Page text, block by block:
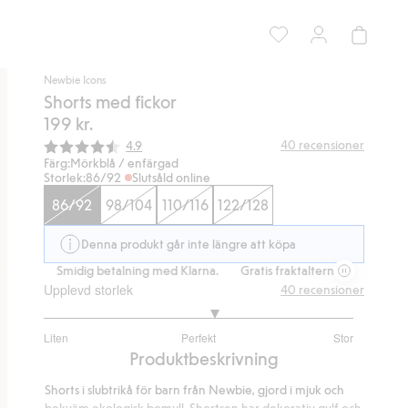
Newbie Icons
Shorts med fickor
199 kr.
Snittbetyg:
4.9 40 recensioner
Färg:Mörkblå / enfärgad
Storlek:86/92 Slutsåld online
86/92 98/104 110/116 122/128
Denna produkt går inte längre att köpa
Smidig betalning med Klarna. Gratis fraktalternativ
Upplevd storlek
Liten Perfekt Stor
utav
36
40 recensioner
Produktbeskrivning
Shorts i slubtrikå för barn från Newbie, gjord i mjuk och